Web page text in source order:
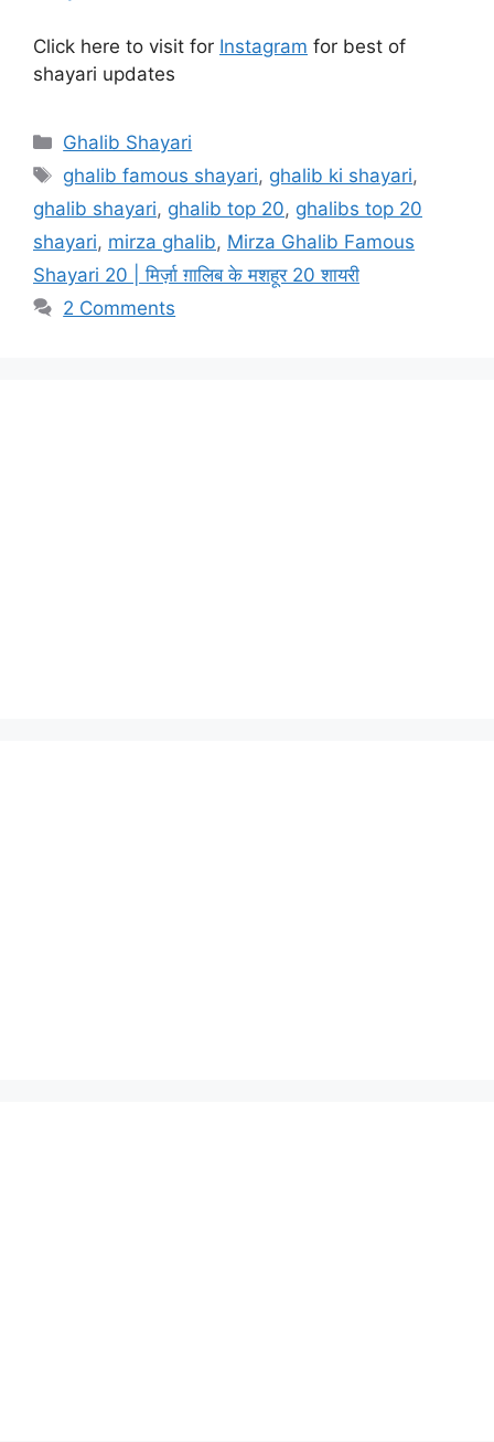
Click here to visit for Instagram for best of
shayari updates
Categories
Ghalib Shayari
Tags
ghalib famous shayari, ghalib ki shayari,
ghalib shayari, ghalib top 20, ghalibs top 20
shayari, mirza ghalib, Mirza Ghalib Famous
Shayari 20 | मिर्ज़ा ग़ालिब के मशहूर 20 शायरी
2 Comments